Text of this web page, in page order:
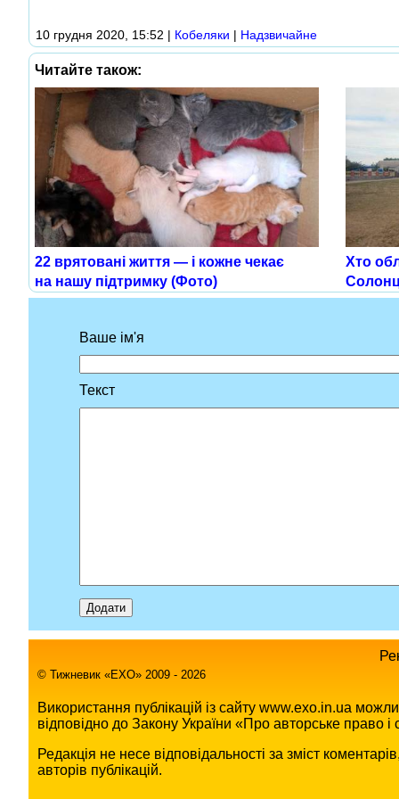
10 грудня 2020, 15:52 | Кобеляки | Надзвичайне
Читайте також:
22 врятовані життя — і кожне чекає
на нашу підтримку (Фото)
Хто
Ваше ім'я
Текст
© Тижневик «EХO» 2009 - 2026
Використання публікацій із сайту www.exo.in.ua
відповідно до Закону України «Про авторське право і
Редакція не несе відповідальності за зміст
авторів публікацій.